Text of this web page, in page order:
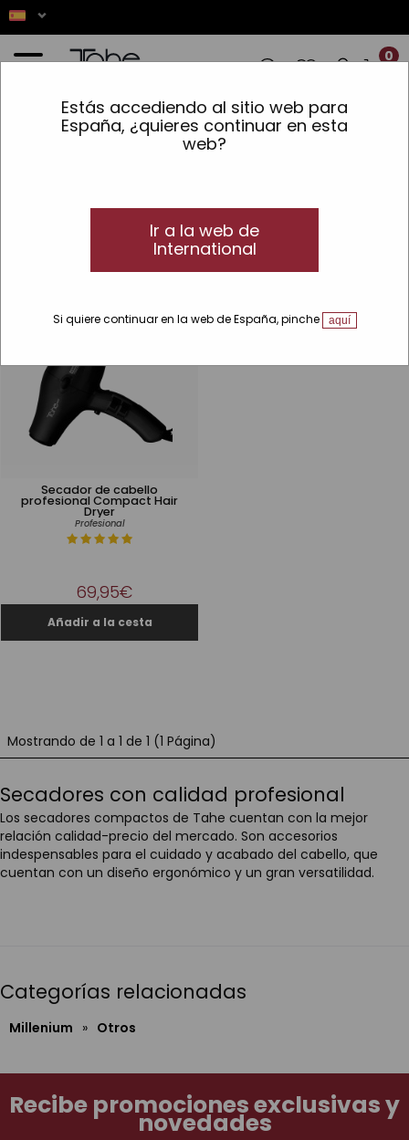
Estás accediendo al sitio web para
España, ¿quieres continuar en esta
web?
Ir a la web de
International
Si quiere continuar en la web de España, pinche aquí
0
✨ LOS PEDIDOS
Compact
Secadores profesionales
Compact Hair Dryer, secadores profesionales para el cabello
Secadores con calidad profesional
Los secadores compactos de Tahe cuentan con la mejor
relación calidad-precio del mercado. Son accesorios
indespensables para el cuidado y acabado del cabello, que
cuentan con un diseño ergonómico y un gran versatilidad.
Secador de cabello​
profesional Compact Hair
Dryer
Profesional
69,95€
Mostrando de 1 a 1 de 1 (1 Página)
Categorías relacionadas
Millenium » Otros
Recibe promociones exclusivas y
novedades